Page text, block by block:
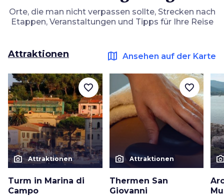
Orte, die man nicht verpassen sollte, Strecken nach
Etappen, Veranstaltungen und Tipps für Ihre Reise
Attraktionen map Ansehen auf der Karte
photo_camera Attraktionen
Turm in Marina di
Campo
favorite_border
photo_camera Attraktionen
Thermen San
Giovanni
favorite_border